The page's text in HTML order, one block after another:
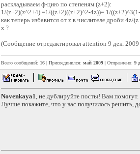
раскладываем ф-цию по степеням (z+2):
1/(z+2)(z^2+4) =1/((z+2)((z+2)^2-4z))= 1/
как теперь избавится от z в числителе дроби
x ?
(Сообщение отредактировал attention 9 дек.
Всего сообщений: 16 | Присоединился: май 2009 | Отправлено: 9
Novenkaya1, не дублируйте посты! Вам помогут.
Лучше покажите, что у вас получилось решить,